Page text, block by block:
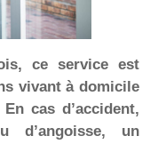
ce service est
vivant à domicile
cas d’accident,
d’angoisse, un